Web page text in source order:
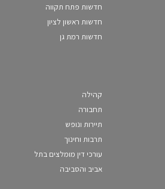
חדשות פתח תקווה
חדשות ראשון לציון
חדשות רמת גן
קהילה
תחבורה
תיירות ונופש
תרבות וחינוך
עורכי דין מומלצים בתל
אביב והסביבה